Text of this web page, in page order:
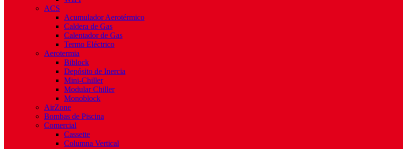
ACS
Acumulador Aerotérmico
Caldera de Gas
Calentador de Gas
Termo Eléctrico
Aerotermia
Biblock
Depósito de Inercia
Mini-Chiller
Modular Chiller
Monoblock
AirZone
Bombas de Piscina
Comercial
Cassette
Columna Vertical